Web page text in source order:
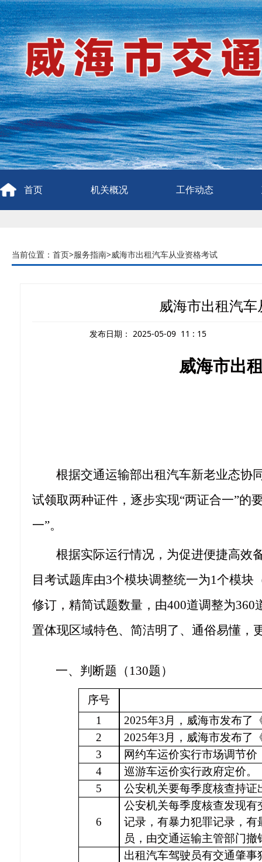
首页 机关概况 工作动态
当前位置： 首页>服务指南>威海市出租汽车从业资格考试
威海市出租汽
发布日期： 2025-05-09 11 : 15
威海市出
根据交通运输部出租汽车新老业态协
试领取两种证件，逐步实现“两证合一”的
一”。
根据实际运行情况，为促进便捷高效
目考试题库由3个模块调整统一为1个模块
修订，精简试题数量，由400道调整为
置体现区域特色、简洁明了、通俗易懂，
一、判断题（ 130题）
序号
1
2025年3月，威海市发布了
2
2025年3月，威海市发布了
3
网约车运价实行市场调节
4
巡游车运价实行政府定价。
5
公安机关要每季度核查持
6
公安机关每季度核查发现
记录，有暴力犯罪记录，有
员，由交通运输主管部门
出租汽车驾驶员有交通肇